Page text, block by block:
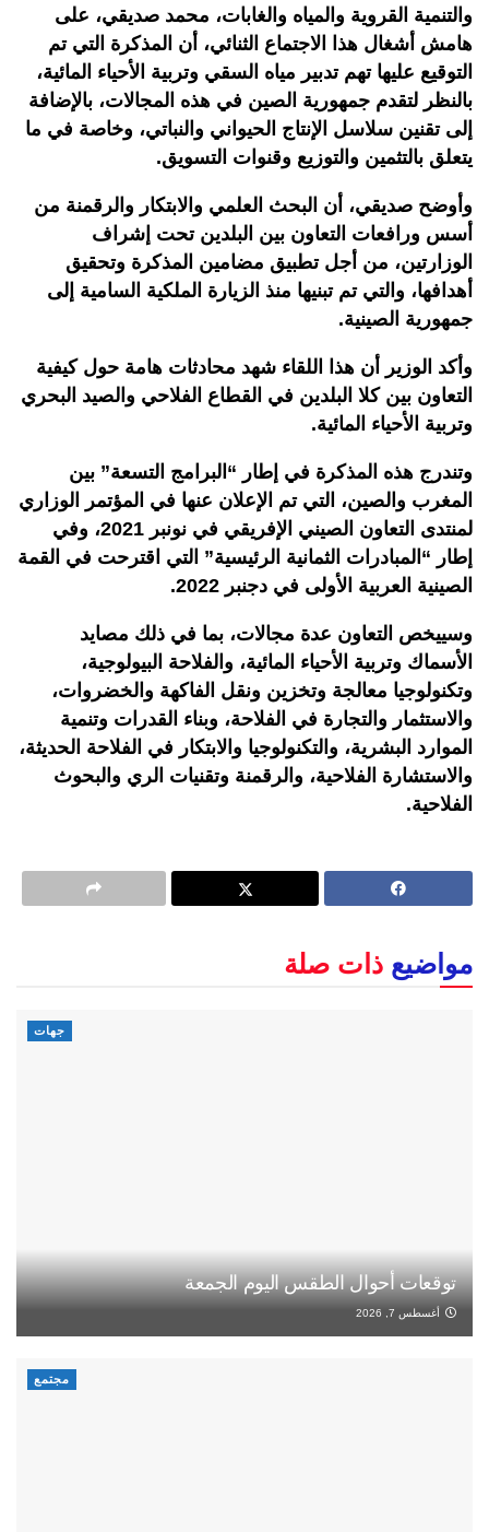
والتنمية القروية والمياه والغابات، محمد صديقي، على
هامش أشغال هذا الاجتماع الثنائي، أن المذكرة التي تم
التوقيع عليها تهم تدبير مياه السقي وتربية الأحياء المائية،
بالنظر لتقدم جمهورية الصين في هذه المجالات، بالإضافة
إلى تقنين سلاسل الإنتاج الحيواني والنباتي، وخاصة في ما
يتعلق بالتثمين والتوزيع وقنوات التسويق.
وأوضح صديقي، أن البحث العلمي والابتكار والرقمنة من
أسس ورافعات التعاون بين البلدين تحت إشراف
الوزارتين، من أجل تطبيق مضامين المذكرة وتحقيق
أهدافها، والتي تم تبنيها منذ الزيارة الملكية السامية إلى
جمهورية الصينية.
وأكد الوزير أن هذا اللقاء شهد محادثات هامة حول كيفية
التعاون بين كلا البلدين في القطاع الفلاحي والصيد البحري
وتربية الأحياء المائية.
وتندرج هذه المذكرة في إطار “البرامج التسعة” بين
المغرب والصين، التي تم الإعلان عنها في المؤتمر الوزاري
لمنتدى التعاون الصيني الإفريقي في نونبر 2021، وفي
إطار “المبادرات الثمانية الرئيسية” التي اقترحت في القمة
الصينية العربية الأولى في دجنبر 2022.
وسييخص التعاون عدة مجالات، بما في ذلك مصايد
الأسماك وتربية الأحياء المائية، والفلاحة البيولوجية،
وتكنولوجيا معالجة وتخزين ونقل الفاكهة والخضروات،
والاستثمار والتجارة في الفلاحة، وبناء القدرات وتنمية
الموارد البشرية، والتكنولوجيا والابتكار في الفلاحة الحديثة،
والاستشارة الفلاحية، والرقمنة وتقنيات الري والبحوث
الفلاحية.
مواضيع ذات صلة
جهات
توقعات أحوال الطقس اليوم الجمعة
أغسطس 7, 2026
مجتمع